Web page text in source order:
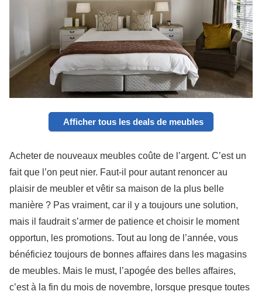
Afficher tous les deals de meubles
Acheter de nouveaux meubles coûte de l’argent. C’est un
fait que l’on peut nier. Faut-il pour autant renoncer au
plaisir de meubler et vêtir sa maison de la plus belle
manière ? Pas vraiment, car il y a toujours une solution,
mais il faudrait s’armer de patience et choisir le moment
opportun, les promotions. Tout au long de l’année, vous
bénéficiez toujours de bonnes affaires dans les magasins
de meubles. Mais le must, l’apogée des belles affaires,
c’est à la fin du mois de novembre, lorsque presque toutes